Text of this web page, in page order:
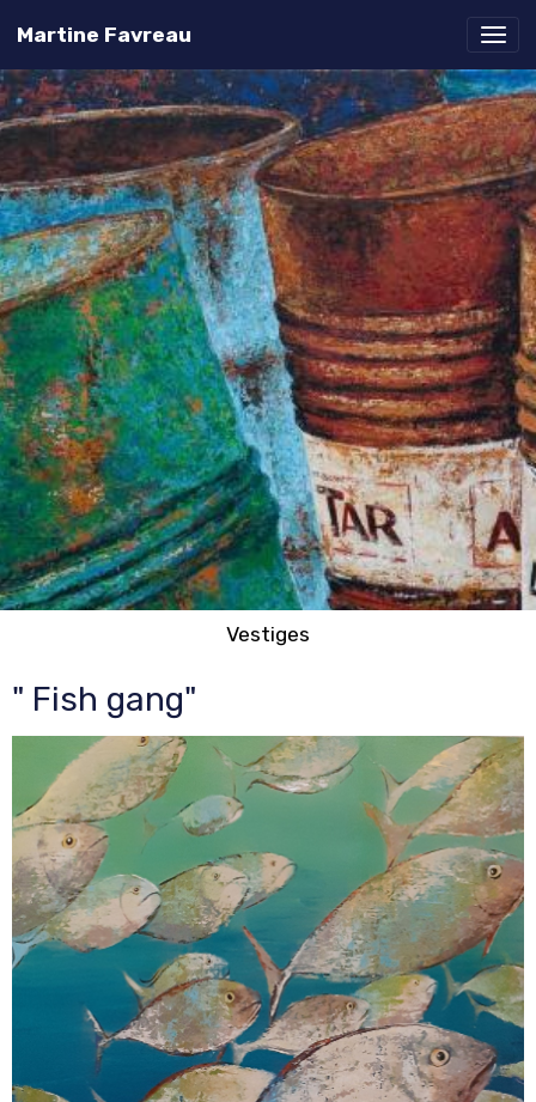
Martine Favreau
Vestiges
" Fish gang"